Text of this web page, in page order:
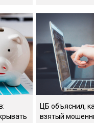
ЦБ объяснил,
взятый